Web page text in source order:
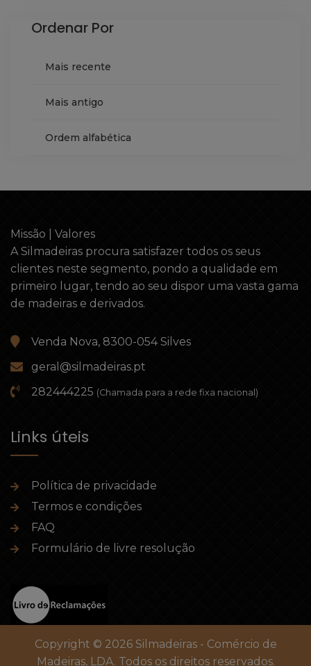
Ordenar Por
Mais recente
Mais antigo
Ordem alfabética
Missão | Valores
A Silmadeiras procura satisfazer todos os seus
clientes neste segmento, pondo a qualidade em
primeiro lugar, tendo ao seu dispor uma vasta gama
de madeiras e derivados.
Venda Nova, 8300-054 Silves
geral@silmadeiras.pt
282444225 (Chamada para a rede fixa nacional)
Links úteis
Política de privacidade
Termos e condições
FAQ
Formulário de livre resolução
Copyright © 2026 Silmadeiras - Comércio de
Madeiras, LDA. Todos os direitos reservados.